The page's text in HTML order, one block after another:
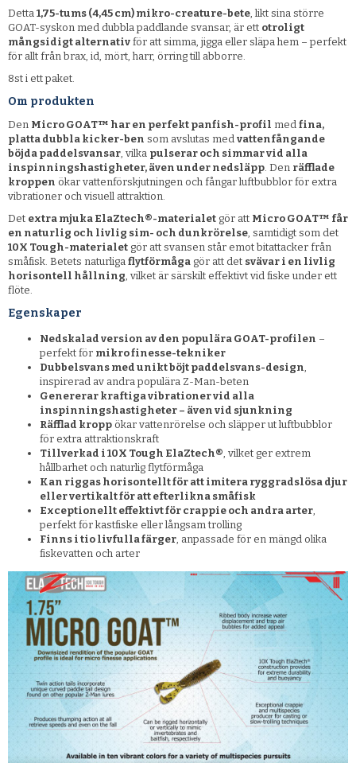
Detta 1,75-tums (4,45 cm) mikro-creature-bete, likt sina större
GOAT-syskon med dubbla paddlande svansar, är ett otroligt
mångsidigt alternativ för att simma, jigga eller släpa hem – perfekt
för allt från brax, id, mört, harr, örring till abborre.
8st i ett paket.
Om produkten
Den Micro GOAT™ har en perfekt panfish-profil med fina,
platta dubbla kicker-ben som avslutas med vattenfångande
böjda paddelsvansar, vilka pulserar och simmar vid alla
inspinningshastigheter, även under nedsläpp. Den räfflade
kroppen ökar vattenförskjutningen och fångar luftbubblor för extra
vibrationer och visuell attraktion.
Det extra mjuka ElaZtech®-materialet gör att Micro GOAT™ får
en naturlig och livlig sim- och dunkrörelse, samtidigt som det
10X Tough-materialet gör att svansen står emot bitattacker från
småfisk. Betets naturliga flytförmåga gör att det svävar i en livlig
horisontell hållning, vilket är särskilt effektivt vid fiske under ett
flöte.
Egenskaper
Nedskalad version av den populära GOAT-profilen –
perfekt för mikro finesse-tekniker
Dubbelsvans med unikt böjt paddelsvans-design,
inspirerad av andra populära Z-Man-beten
Genererar kraftiga vibrationer vid alla
inspinningshastigheter – även vid sjunkning
Räfflad kropp ökar vattenrörelse och släpper ut luftbubblor
för extra attraktionskraft
Tillverkad i 10X Tough ElaZtech®, vilket ger extrem
hållbarhet och naturlig flytförmåga
Kan riggas horisontellt för att imitera ryggradslösa djur
eller vertikalt för att efterlikna småfisk
Exceptionellt effektivt för crappie och andra arter,
perfekt för kastfiske eller långsam trolling
Finns i tio livfulla färger, anpassade för en mängd olika
fiskevatten och arter